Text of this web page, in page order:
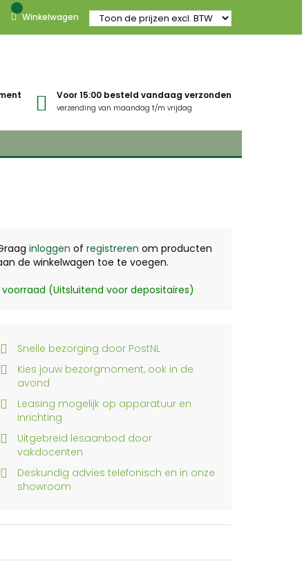
Winkelwagen
Voor 15:00 besteld vandaag verzonden
verzending van maandag t/m vrijdag
inloggen of registreren om producten
de winkelwagen toe te voegen.
voorraad (Uitsluitend voor depositaires)
Snelle bezorging door PostNL
Kies jouw bezorgmoment, ook in de
avond
Leasing mogelijk op apparatuur en
inrichting
Uitgebreid lesaanbod door
vakdocenten
Deskundig advies telefonisch en in onze
showroom